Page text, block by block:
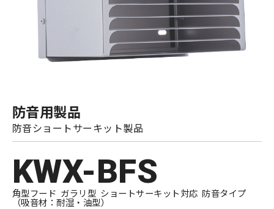
防音用製品
防音ショートサーキット製品
KWX-BFS
角型フード ガラリ型 ショートサーキット対応 防音タイプ
（吸音材：耐湿・油型）